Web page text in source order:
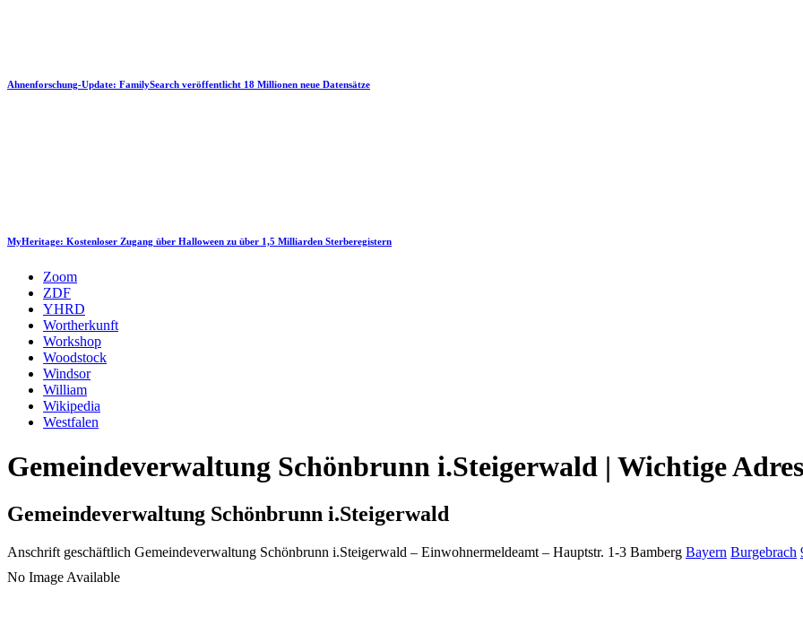
Ahnenforschung-Update: FamilySearch veröffentlicht 18 Millionen neue Datensätze
MyHeritage: Kostenloser Zugang über Halloween zu über 1,5 Milliarden Sterberegistern
Zoom
ZDF
YHRD
Wortherkunft
Workshop
Woodstock
Windsor
William
Wikipedia
Westfalen
Gemeindeverwaltung Schönbrunn i.Steigerwald | Wichtige
Gemeindeverwaltung Schönbrunn i.Steigerwald
Anschrift geschäftlich Gemeindeverwaltung Schönbrunn i.Steigerwald – Einwohnermeldeamt – Hauptstr. 1-3 Bamberg Bayern Burgebrach
No Image Available